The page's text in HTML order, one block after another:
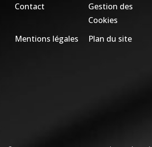
Contact
Gestion des
Cookies
Mentions légales
Plan du site